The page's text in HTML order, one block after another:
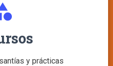
y prácticas